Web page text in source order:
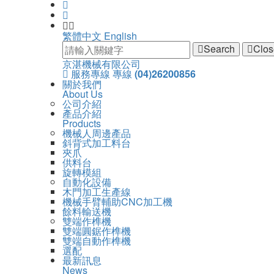
繁體中文 English
Search
京湛機械有限公司京
湛
機
服務專線 專線 (04)26200856主
主
導
覽
Navigation
關於我們
About Us
公司介紹
產品介紹
Products
機械人周邊產品
斜背式加工料台
夾爪
供料台
旋轉模組
自動化設備
木門加工生產線
機械手臂輔助CNC加工機
餘料輸送機
雙端作榫機
雙端圓鋸作榫機
雙端自動作榫機
選配
最新訊息
News